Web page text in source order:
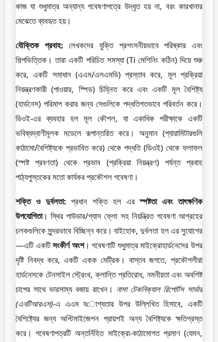
কাজ যা শুধুমাত্র অন্যান্য গবেষণাপত্রে উদ্ধৃত হয় না, বরং কারখানার
মেঝেতে ব্যবহৃত হয়।
যৌক্তিক প্রবাহ: লেখকদের যুক্তি প্রশংসনীয়ভাবে পরিষ্কার এবং
শিল্পভিত্তিক। তারা একটি পরিচিত সমস্যা (Ti মেশিনিং কঠিন) দিয়ে শুরু
করে, একটি সমাধান (এএম/এলএমডি) প্রস্তাব করে, মূল প্রক্রিয়া
নিয়ন্ত্রণকারী (পাওয়ার, স্পিড) চিহ্নিত করে এবং একটি মূল বৈশিষ্ট্য
(হার্ডনেস) পরিমাপ করার জন্য সেগুলিকে পদ্ধতিগতভাবে পরিবর্তন করে।
ডিওই-এর ব্যবহার হল মূল কৌশল, যা একাধিক পরীক্ষাকে একটি
ভবিষ্যদ্বাণীমূলক মডেলে রূপান্তরিত করে। অনুমান (প্যারামিটারগুলি
কাঠামো/বৈশিষ্ট্যকে প্রভাবিত করে) থেকে পদ্ধতি (ডিওই) থেকে ফলাফল
(স্পষ্ট প্রবণতা) থেকে প্রভাব (প্রক্রিয়া নিয়ন্ত্রণ) পর্যন্ত প্রবাহ
পাঠ্যপুস্তকের মতো কার্যকর প্রকৌশল গবেষণা।
শক্তি ও দুর্বলতা: প্রধান শক্তি হল এরস্পষ্টতা এবং তাৎক্ষণিক
উপযোগিতা। স্থির পাউডার/গ্যাস ফ্লো সহ নিয়ন্ত্রিত গবেষণা আগ্রহের
চলকগুলিকে সুন্দরভাবে বিচ্ছিন্ন করে। যাইহোক, দুর্বলতা হল এর সুযোগের
—এটি একটিসংকীর্ণ অংশ। গবেষণাটি শুধুমাত্র মাইক্রোহার্ডনেসের উপর
দৃষ্টি নিবদ্ধ করে, একটি একক মেট্রিক। বাস্তব জগতে, প্রকৌশলীরা
হার্ডনেসকে টেনসাইল স্ট্রেংথ, ক্লান্তি প্রতিরোধ, নমনীয়তা এবং অবশিষ্ট
চাপের সাথে ভারসাম্য বজায় রাখেন। নাসা টেকনিক্যাল রিপোর্টস সার্ভার
(এনটিআরএস)-এ এএম যোগ্যতার উপর উল্লিখিত হিসাবে, একটি
বৈশিষ্ট্যের জন্য অপ্টিমাইজেশন প্রায়শই অন্য বৈশিষ্ট্যকে ক্ষতিগ্রস্ত
করে। গবেষণাপত্রটি অন্তর্নিহিত মাইক্রো-কাঠামোগত প্রমাণ (যেমন,